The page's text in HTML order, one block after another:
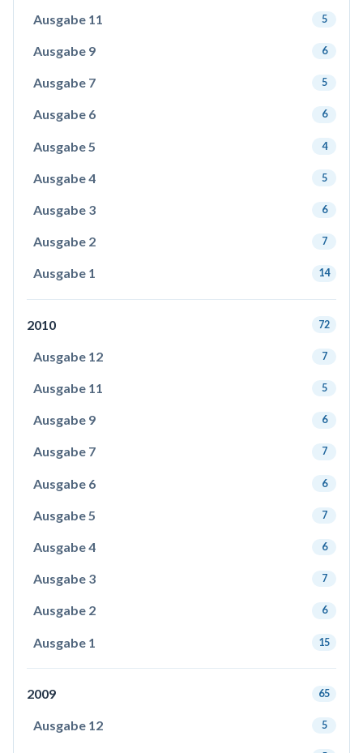
Ausgabe 11 5
Ausgabe 9 6
Ausgabe 7 5
Ausgabe 6 6
Ausgabe 5 4
Ausgabe 4 5
Ausgabe 3 6
Ausgabe 2 7
Ausgabe 1 14
2010 72
Ausgabe 12 7
Ausgabe 11 5
Ausgabe 9 6
Ausgabe 7 7
Ausgabe 6 6
Ausgabe 5 7
Ausgabe 4 6
Ausgabe 3 7
Ausgabe 2 6
Ausgabe 1 15
2009 65
Ausgabe 12 5